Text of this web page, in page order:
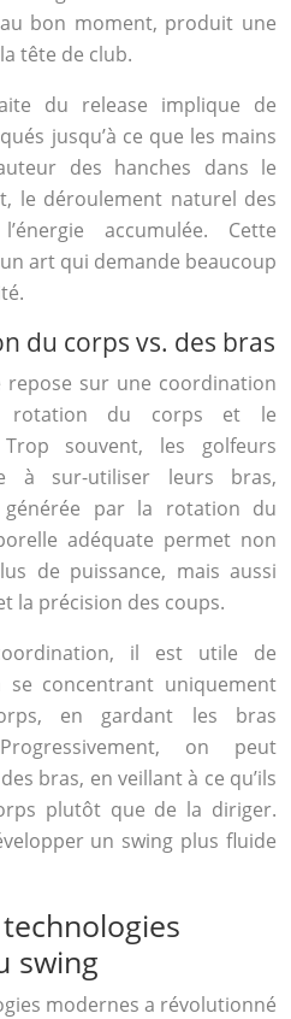
bon moment, produit une
tête de club.
du release implique de
jusqu’à ce que les mains
des hanches dans le
le déroulement naturel des
accumulée. Cette
art qui demande beaucoup
du corps vs. des bras
repose sur une coordination
rotation du corps et le
souvent, les golfeurs
à sur-utiliser leurs bras,
générée par la rotation du
adéquate permet non
de puissance, mais aussi
la précision des coups.
il est utile de
concentrant uniquement
en gardant les bras
on peut
bras, en veillant à ce qu’ils
plutôt que de la diriger.
un swing plus fluide
swing
modernes a révolutionné